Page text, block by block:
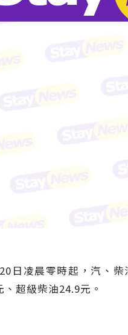
日凌晨零時起，汽、
超級柴油24.9元。